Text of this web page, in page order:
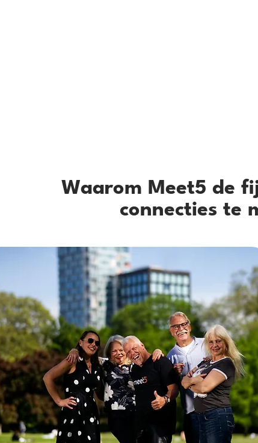
Waarom Meet5 de
connecties te